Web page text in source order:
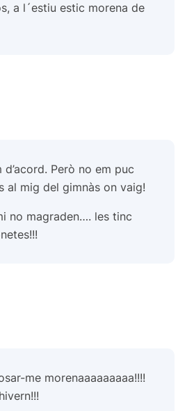
a l´estiu estic morena de
Però no em puc
al mig del gimnàs on vaig!
no magraden…. les tinc
me morenaaaaaaaaa!!!!